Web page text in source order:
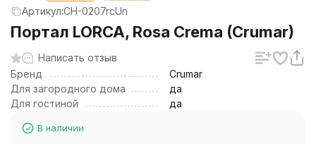
Артикул:CH-0207rcUn
Портал LORCA, Rosa Crema (Crumar)
Написать отзыв
Бренд
Crumar
Для загородного дома
да
Для гостиной
да
В наличии